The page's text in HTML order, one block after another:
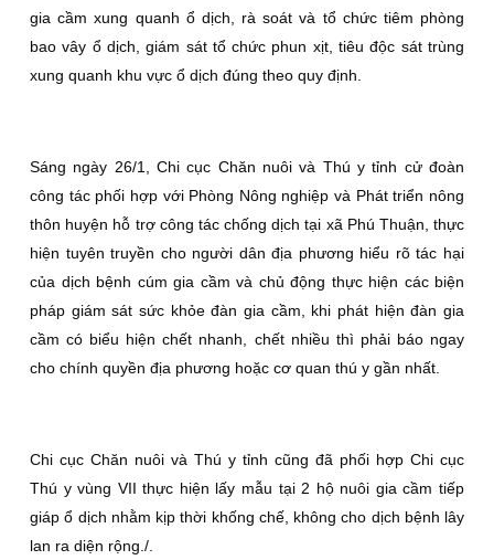
gia cầm xung quanh ổ dịch, rà soát và tổ chức tiêm phòng
bao vây ổ dịch, giám sát tổ chức phun xịt, tiêu độc sát trùng
xung quanh khu vực ổ dịch đúng theo quy định.
Sáng ngày 26/1, Chi cục Chăn nuôi và Thú y tỉnh cử đoàn
công tác phối hợp với Phòng Nông nghiệp và Phát triển nông
thôn huyện hỗ trợ công tác chống dịch tại xã Phú Thuận, thực
hiện tuyên truyền cho người dân địa phương hiểu rõ tác hại
của dịch bệnh cúm gia cầm và chủ động thực hiện các biện
pháp giám sát sức khỏe đàn gia cầm, khi phát hiện đàn gia
cầm có biểu hiện chết nhanh, chết nhiều thì phải báo ngay
cho chính quyền địa phương hoặc cơ quan thú y gần nhất.
Chi cục Chăn nuôi và Thú y tỉnh cũng đã phối hợp Chi cục
Thú y vùng VII thực hiện lấy mẫu tại 2 hộ nuôi gia cầm tiếp
giáp ổ dịch nhằm kịp thời khống chế, không cho dịch bệnh lây
lan ra diện rộng./.